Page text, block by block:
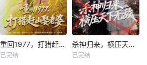
重回1977，打猎赶山娶老婆
已完结
杀神归来，横压天下无敌
已完结